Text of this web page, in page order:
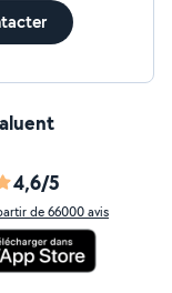
4,6/5
de 66000 avis